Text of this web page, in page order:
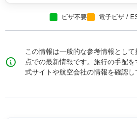
ビザ不要 電子ビザ /
この情報は一般的な参考情報とし
点での最新情報です。旅行の手配
式サイトや航空会社の情報を確認し